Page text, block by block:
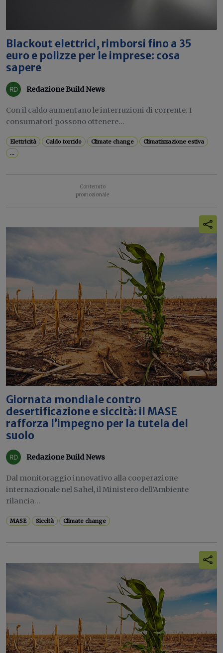
Blackout elettrici, rimborsi fino a 35
euro e polizze per le imprese: cosa
sapere
Redazione Build News
Con il caldo aumentano le interruzioni di corrente. I
consumatori possono ottenere...
Elettricità Caldo torrido Climate change
Climatizzazione estiva
...
Giornata mondiale contro
desertificazione e siccità: il MASE
rafforza l’impegno per la tutela del
suolo
Redazione Build News
Dal monitoraggio innovativo alla cooperazione
internazionale nel Sahel, il Ministero dell’Ambiente
rilancia...
MASE Siccità Climate change